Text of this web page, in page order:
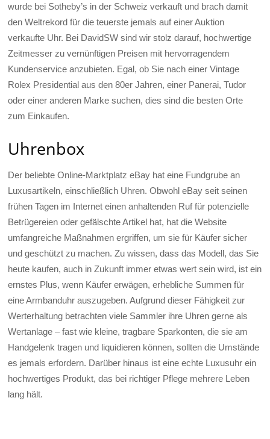
wurde bei Sotheby’s in der Schweiz verkauft und brach damit
den Weltrekord für die teuerste jemals auf einer Auktion
verkaufte Uhr. Bei DavidSW sind wir stolz darauf, hochwertige
Zeitmesser zu vernünftigen Preisen mit hervorragendem
Kundenservice anzubieten. Egal, ob Sie nach einer Vintage
Rolex Presidential aus den 80er Jahren, einer Panerai, Tudor
oder einer anderen Marke suchen, dies sind die besten Orte
zum Einkaufen.
Uhrenbox
Der beliebte Online-Marktplatz eBay hat eine Fundgrube an
Luxusartikeln, einschließlich Uhren. Obwohl eBay seit seinen
frühen Tagen im Internet einen anhaltenden Ruf für potenzielle
Betrügereien oder gefälschte Artikel hat, hat die Website
umfangreiche Maßnahmen ergriffen, um sie für Käufer sicher
und geschützt zu machen. Zu wissen, dass das Modell, das Sie
heute kaufen, auch in Zukunft immer etwas wert sein wird, ist ein
ernstes Plus, wenn Käufer erwägen, erhebliche Summen für
eine Armbanduhr auszugeben. Aufgrund dieser Fähigkeit zur
Werterhaltung betrachten viele Sammler ihre Uhren gerne als
Wertanlage – fast wie kleine, tragbare Sparkonten, die sie am
Handgelenk tragen und liquidieren können, sollten die Umstände
es jemals erfordern. Darüber hinaus ist eine echte Luxusuhr ein
hochwertiges Produkt, das bei richtiger Pflege mehrere Leben
lang hält.